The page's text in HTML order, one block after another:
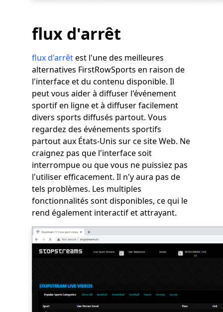
flux d'arrêt
flux d'arrêtest l'une des meilleures
alternatives FirstRowSports en raison de
l'interface et du contenu disponible. Il
peut vous aider à diffuser l'événement
sportif en ligne et à diffuser facilement
divers sports diffusés partout. Vous
regardez des événements sportifs
partout aux États-Unis sur ce site Web. Ne
craignez pas que l'interface soit
interrompue ou que vous ne puissiez pas
l'utiliser efficacement. Il n'y aura pas de
tels problèmes. Les multiples
fonctionnalités sont disponibles, ce qui le
rend également interactif et attrayant.